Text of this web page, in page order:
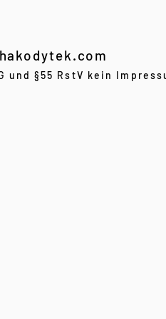
und §55 RstV kein